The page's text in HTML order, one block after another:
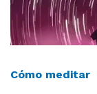
Cómo meditar